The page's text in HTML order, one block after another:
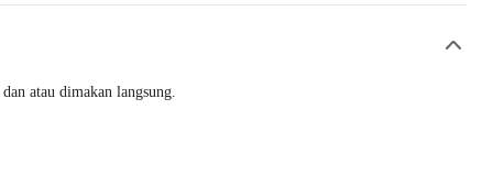
atau dimakan langsung.